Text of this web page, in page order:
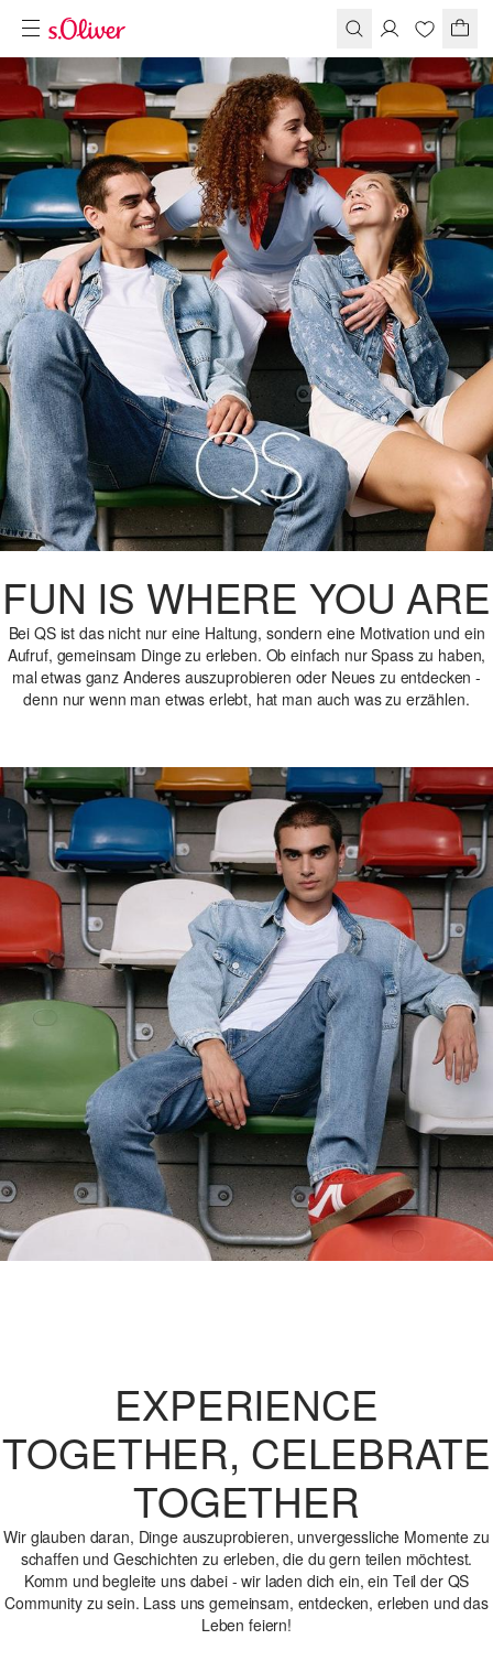
FUN IS WHERE YOU ARE
Bei QS ist das nicht nur eine Haltung, sondern eine Motivation und ein
Aufruf, gemeinsam Dinge zu erleben. Ob einfach nur Spass zu haben,
mal etwas ganz Anderes auszuprobieren oder Neues zu entdecken -
denn nur wenn man etwas erlebt, hat man auch was zu erzählen.
EXPERIENCE
TOGETHER, CELEBRATE
TOGETHER
Wir glauben daran, Dinge auszuprobieren, unvergessliche Momente zu
schaffen und Geschichten zu erleben, die du gern teilen möchtest.
Komm und begleite uns dabei - wir laden dich ein, ein Teil der QS
Community zu sein. Lass uns gemeinsam, entdecken, erleben und das
Leben feiern!